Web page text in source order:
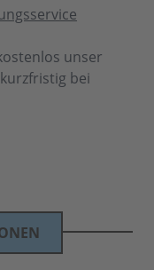
unser
bei